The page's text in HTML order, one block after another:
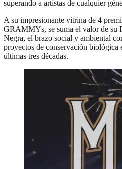
superando a artistas de cualquier
A su impresionante vitrina de 4
GRAMMYs, se suma el valor de su
Negra, el brazo social y ambiental
proyectos de conservación biológica
últimas tres décadas.